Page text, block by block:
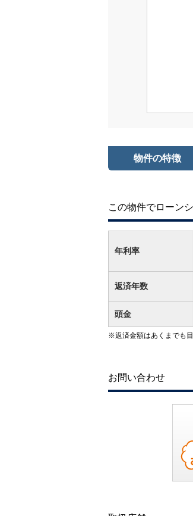
物件の特徴
この物件でローン
年利率
返済年数
頭金
※返済金額はあくまでも
お問い合わせ